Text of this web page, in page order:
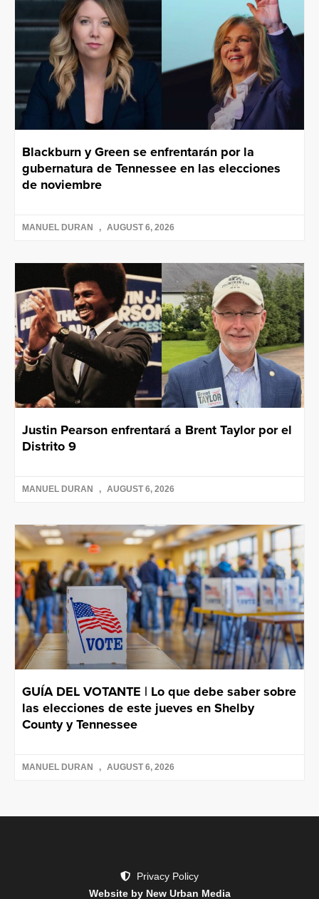
Blackburn y Green se enfrentarán por la
gubernatura de Tennessee en las elecciones
de noviembre
MANUEL DURAN AUGUST 6, 2026
Justin Pearson enfrentará a Brent Taylor por el
Distrito 9
MANUEL DURAN AUGUST 6, 2026
GUÍA DEL VOTANTE | Lo que debe saber sobre
las elecciones de este jueves en Shelby
County y Tennessee
MANUEL DURAN AUGUST 6, 2026
Privacy Policy
Website by New Urban Media